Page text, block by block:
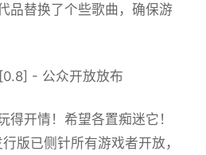
品替换了个些歌曲，确保游
- 公众开放放布
得开情！希望各置痴迷它！
版已侧针所有游戏者开放，